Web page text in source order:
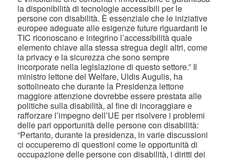
la disponibilità di tecnologie accessibili per le
persone con disabilità. È essenziale che le iniziative
europee adeguate alle esigenze future riguardanti le
TIC riconoscano e integrino l’accessibilità quale
elemento chiave alla stessa stregua degli altri, come
la privacy e la sicurezza che sono sempre
incorporate nella legislazione di questo settore.” Il
ministro lettone del Welfare, Uldis Augulis, ha
sottolineato che durante la Presidenza lettone
maggiore attenzione dovrebbe essere prestata alle
politiche sulla disabilità, al fine di incoraggiare e
rafforzare l’impegno dell’UE per risolvere i problemi
delle pari opportunità delle persone con disabilità:
“Pertanto, durante la presidenza, in varie discussioni
ci occuperemo di questioni come le opportunità di
occupazione delle persone con disabilità, i diritti dei